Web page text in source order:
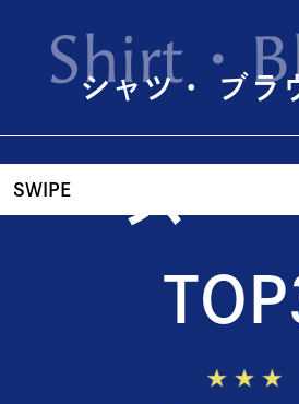
シャツ・ ブラ
Shirt・
ツ・
ブラ
ス
SWIPE